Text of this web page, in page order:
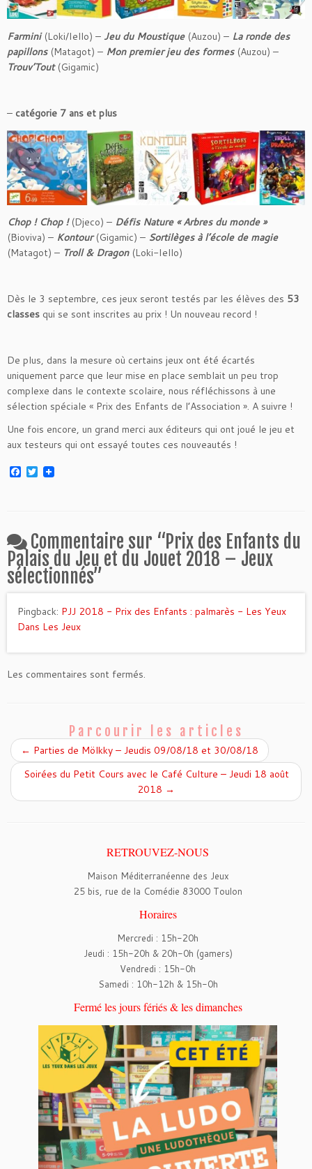
Farmini(Loki/Iello) – Jeu du Moustique(Auzou) – La ronde des
papillons(Matagot) – Mon premier jeu des formes(Auzou) –
Trouv’Tout(Gigamic)
– catégorie 7 ans et plus
Chop ! Chop !(Djeco) – Défis Nature « Arbres du monde »
(Bioviva) – Kontour(Gigamic) – Sortilèges à l’école de magie
(Matagot) – Troll & Dragon(Loki-Iello)
Dès le 3 septembre, ces jeux seront testés par les élèves des 53
classes qui se sont inscrites au prix ! Un nouveau record !
De plus, dans la mesure où certains jeux ont été écartés
uniquement parce que leur mise en place semblait un peu trop
complexe dans le contexte scolaire, nous réfléchissons à une
sélection spéciale « Prix des Enfants de l’Association ». A suivre !
Une fois encore, un grand merci aux éditeurs qui ont joué le jeu et
aux testeurs qui ont essayé toutes ces nouveautés !
F
o
k
T
w
r
Commentaire sur “Prix des Enfants du
Palais du Jeu et du Jouet 2018 – Jeux
sélectionnés”
Pingback: PJJ 2018 - Prix des Enfants : palmarès - Les Yeux
Dans Les Jeux
Les commentaires sont fermés.
Parcourir les articles
← Parties de Mölkky – Jeudis 09/08/18 et 30/08/18
Soirées du Petit Cours avec le Café Culture – Jeudi 18 août
2018 →
RETROUVEZ-NOUS
Maison Méditerranéenne des Jeux
25 bis, rue de la Comédie 83000 Toulon
Horaires
Mercredi : 15h-20h
Jeudi : 15h-20h & 20h-0h (gamers)
Vendredi : 15h-0h
Samedi : 10h-12h & 15h-0h
Fermé les jours fériés & les dimanches